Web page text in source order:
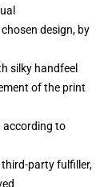
design, by
silky handfeel
of the print
according to
third-party fulfiller,